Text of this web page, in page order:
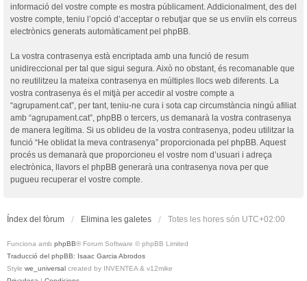
informació del vostre compte es mostra públicament. Addicionalment, des del
vostre compte, teniu l’opció d’acceptar o rebutjar que se us enviïn els correus
electrònics generats automàticament pel phpBB.
La vostra contrasenya està encriptada amb una funció de resum
unidireccional per tal que sigui segura. Això no obstant, és recomanable que
no reutilitzeu la mateixa contrasenya en múltiples llocs web diferents. La
vostra contrasenya és el mitjà per accedir al vostre compte a
“agrupament.cat”, per tant, teniu-ne cura i sota cap circumstància ningú afiliat
amb “agrupament.cat”, phpBB o tercers, us demanarà la vostra contrasenya
de manera legítima. Si us oblideu de la vostra contrasenya, podeu utilitzar la
funció “He oblidat la meva contrasenya” proporcionada pel phpBB. Aquest
procés us demanarà que proporcioneu el vostre nom d’usuari i adreça
electrònica, llavors el phpBB generarà una contrasenya nova per que
pugueu recuperar el vostre compte.
Índex del fòrum Elimina les galetes Totes les hores són UTC+02:00
Funciona amb phpBB® Forum Software © phpBB Limited
Traducció del phpBB: Isaac Garcia Abrodos
Style we_universal created by INVENTEA & v12mike